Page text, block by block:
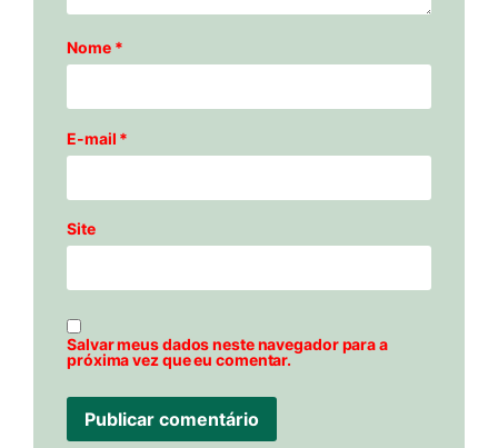
Nome *
E-mail *
Site
Salvar meus dados neste navegador para a
próxima vez que eu comentar.